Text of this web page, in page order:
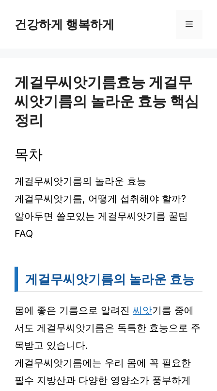
건강하게 행복하게 메
게걸무씨앗기름효능 게걸무
씨앗기름의 놀라운 효능 핵심
정리
목차
게걸무씨앗기름의 놀라운 효능
게걸무씨앗기름, 어떻게 섭취해야 할까?
알아두면 쓸모있는 게걸무씨앗기름 꿀팁
FAQ
게걸무씨앗기름의 놀라운 효능
몸에 좋은 기름으로 알려진 씨앗기름 중에
서도 게걸무씨앗기름은 독특한 효능으로 주
목받고 있습니다.
게걸무씨앗기름에는 우리 몸에 꼭 필요한
필수 지방산과 다양한 영양소가 풍부하게